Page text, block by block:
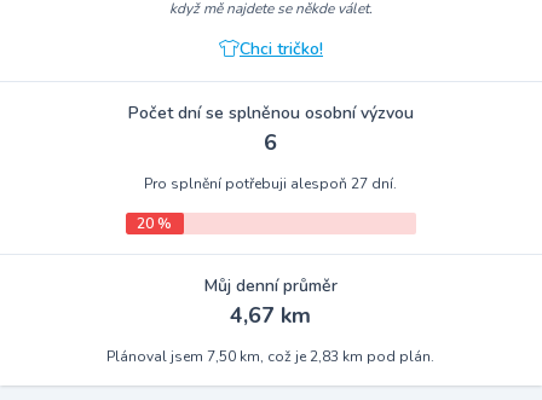
když mě najdete se někde válet.
Chci tričko!
Počet dní se splněnou osobní výzvou
6
Pro splnění potřebuji alespoň 27 dní.
20 %
Můj denní průměr
4,67 km
Plánoval jsem 7,50 km, což je 2,83 km pod plán.